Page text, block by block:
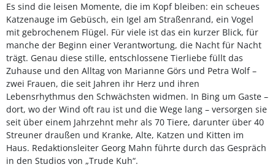
Es sind die leisen Momente, die im Kopf bleiben: ein scheues
Katzenauge im Gebüsch, ein Igel am Straßenrand, ein Vogel
mit gebrochenem Flügel. Für viele ist das ein kurzer Blick, für
manche der Beginn einer Verantwortung, die Nacht für Nacht
trägt. Genau diese stille, entschlossene Tierliebe füllt das
Zuhause und den Alltag von Marianne Görs und Petra Wolf –
zwei Frauen, die seit Jahren ihr Herz und ihren
Lebensrhythmus den Schwächsten widmen. In Bing um Gaste –
dort, wo der Wind oft rau ist und die Wege lang – versorgen sie
seit über einem Jahrzehnt mehr als 70 Tiere, darunter über 40
Streuner draußen und Kranke, Alte, Katzen und Kitten im
Haus. Redaktionsleiter Georg Mahn führte durch das Gespräch
in den Studios von „Trude Kuh“.